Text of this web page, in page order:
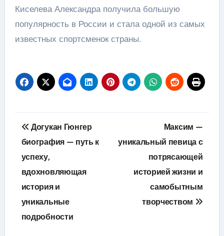
Киселева Александра получила большую
популярность в России и стала одной из самых
известных спортсменок страны.
Навигация
по
записям
Догукан Гюнгер
биография — путь к
успеху,
вдохновляющая
история и
уникальные
подробности
Максим —
уникальный певица с
потрясающей
историей жизни и
самобытным
творчеством